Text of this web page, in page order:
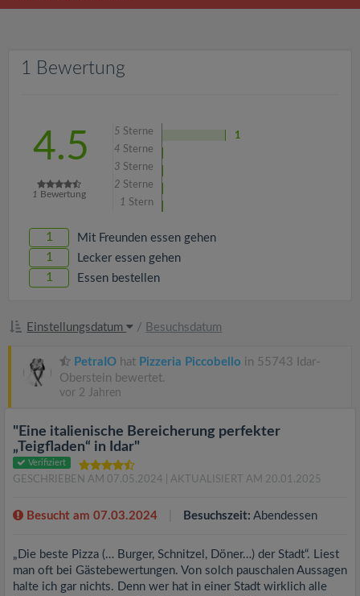
1 Bewertung
4.5
1 Bewertung
5 Sterne
1
4 Sterne
3 Sterne
2 Sterne
1 Stern
1 Mit Freunden essen gehen
1 Lecker essen gehen
1 Essen bestellen
Einstellungsdatum / Besuchsdatum
PetraIO hat Pizzeria Piccobello in 55743 Idar-
Oberstein bewertet.
vor 2 Jahren
"Eine italienische Bereicherung perfekter
„Teigfladen“ in Idar"
Verifiziert
GESCHRIEBEN AM 07.05.2024 | AKTUALISIERT AM 20.01.2025
Besucht am 07.03.2024 Besuchszeit: Abendessen
„Die beste Pizza (… Burger, Schnitzel, Döner…) der Stadt“. Liest
man oft bei Gästebewertungen. Von solch pauschalen Aussagen
halte ich gar nichts. Denn wer hat in einer Stadt wirklich alle
a
a
i